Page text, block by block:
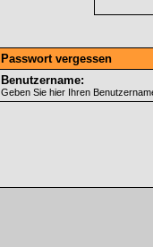
Passwort vergessen
Benutzername:
Geben Sie hier Ihren